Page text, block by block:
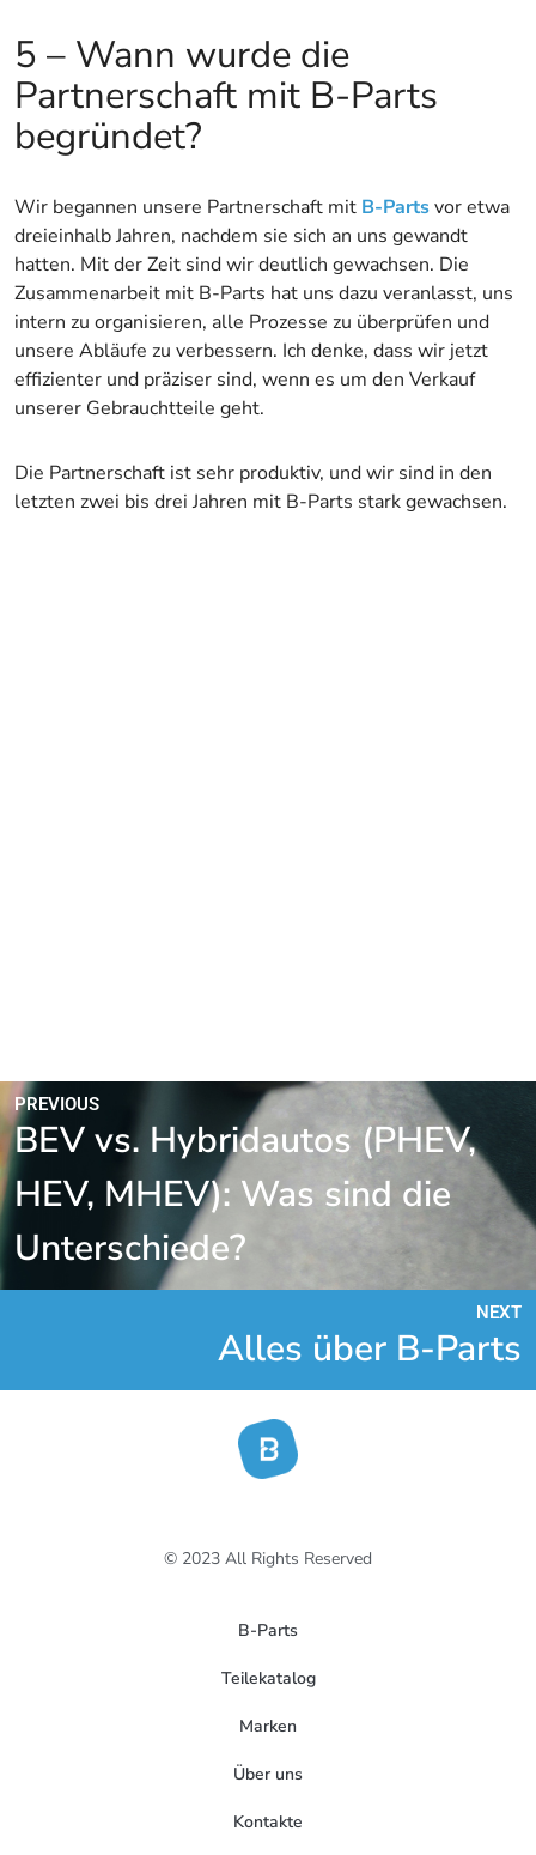
5 – Wann wurde die
Partnerschaft mit B-Parts
begründet?
Wir begannen unsere Partnerschaft mit B-Partsvor etwa
dreieinhalb Jahren, nachdem sie sich an uns gewandt
hatten. Mit der Zeit sind wir deutlich gewachsen. Die
Zusammenarbeit mit B-Parts hat uns dazu veranlasst, uns
intern zu organisieren, alle Prozesse zu überprüfen und
unsere Abläufe zu verbessern. Ich denke, dass wir jetzt
effizienter und präziser sind, wenn es um den Verkauf
unserer Gebrauchtteile geht.
Die Partnerschaft ist sehr produktiv, und wir sind in den
letzten zwei bis drei Jahren mit B-Parts stark gewachsen.
PREVIOUS
BEV vs. Hybridautos (PHEV,
HEV, MHEV): Was sind die
Unterschiede?
NEXT
Alles über B-Parts
© 2023 All Rights Reserved
B-Parts
Teilekatalog
Marken
Über uns
Kontakte